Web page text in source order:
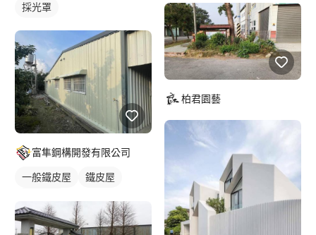
採光罩
富隼鋼構開發有限公司
一般鐵皮屋
鐵皮屋
柏君園藝